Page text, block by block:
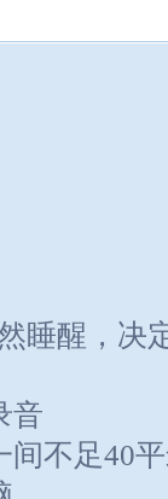
睡醒，决
音
间不足40